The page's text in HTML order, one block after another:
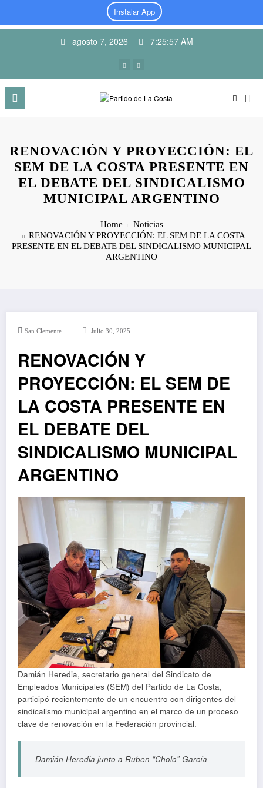
Instalar App
agosto 7, 2026 7:25:58 AM
RENOVACIÓN Y PROYECCIÓN: EL
SEM DE LA COSTA PRESENTE EN
EL DEBATE DEL SINDICALISMO
MUNICIPAL ARGENTINO
Home
Noticias
RENOVACIÓN Y PROYECCIÓN: EL SEM DE LA COSTA
PRESENTE EN EL DEBATE DEL SINDICALISMO MUNICIPAL
ARGENTINO
San Clemente Julio 30, 2025
RENOVACIÓN Y
PROYECCIÓN: EL SEM DE
LA COSTA PRESENTE EN
EL DEBATE DEL
SINDICALISMO MUNICIPAL
ARGENTINO
Damián Heredia, secretario general del Sindicato de
Empleados Municipales (SEM) del Partido de La Costa,
participó recientemente de un encuentro con dirigentes del
sindicalismo municipal argentino en el marco de un proceso
clave de renovación en la Federación provincial.
Damián Heredia junto a Ruben “Cholo” García